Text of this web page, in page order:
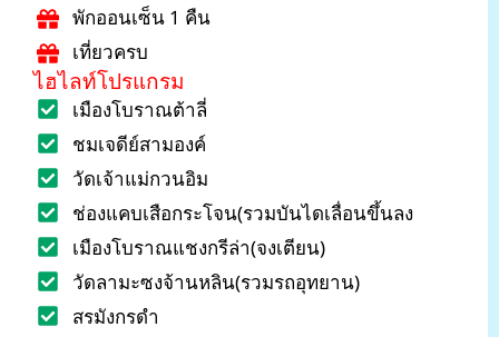
พักออนเซ็น 1 คืน
เที่ยวครบ
ไฮไลท์โปรแกรม
เมืองโบราณต้าลี่
ชมเจดีย์สามองค์
วัดเจ้าแม่กวนอิม
ช่องแคบเสือกระโจน(รวมบันไดเลื่อนขึ้นลง
เมืองโบราณแชงกรีล่า(จงเตียน)
วัดลามะซงจ้านหลิน(รวมรถอุทยาน)
สรมังกรดำ